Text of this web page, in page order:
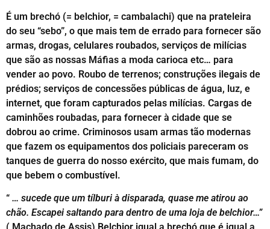
É um brechó (= belchior, = cambalachi) que na prateleira
do seu “sebo”, o que mais tem de errado para fornecer são
armas, drogas, celulares roubados, serviços de milícias
que são as nossas Máfias a moda carioca etc… para
vender ao povo. Roubo de terrenos; construções ilegais de
prédios; serviços de concessões públicas de água, luz, e
internet, que foram capturados pelas milícias. Cargas de
caminhões roubadas, para fornecer à cidade que se
dobrou ao crime. Criminosos usam armas tão modernas
que fazem os equipamentos dos policiais pareceram os
tanques de guerra do nosso exército, que mais fumam, do
que bebem o combustível.
“ … sucede que um tílburi à disparada, quase me atirou ao
chão. Escapei saltando para dentro de uma loja de belchior…”